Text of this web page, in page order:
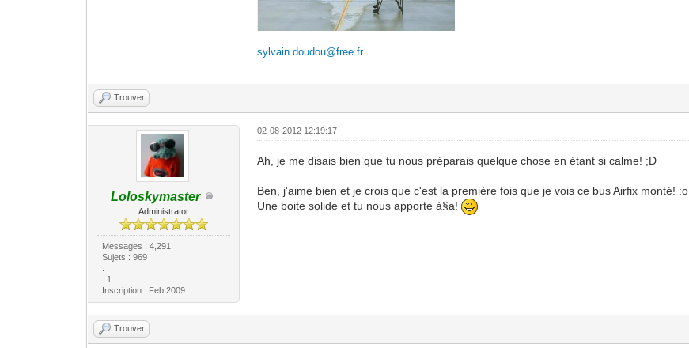
sylvain.doudou@free.fr
Trouver
Loloskymaster
Administrator
Messages : 4,291
Sujets : 969
:
: 1
Inscription : Feb 2009
02-08-2012 12:19:17
Ah, je me disais bien que tu nous préparais quelque chose en étant si calme! ;D
Ben, j'aime bien et je crois que c'est la première fois que je vois ce bus Airfix monté! :o
Une boite solide et tu nous apporte à§a!
Trouver